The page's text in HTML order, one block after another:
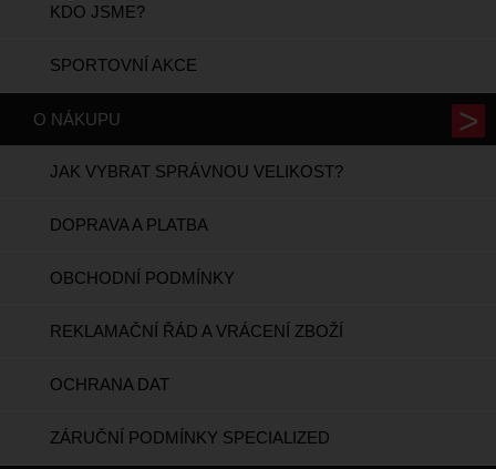
KDO JSME?
SPORTOVNÍ AKCE
O NÁKUPU
JAK VYBRAT SPRÁVNOU VELIKOST?
DOPRAVA A PLATBA
OBCHODNÍ PODMÍNKY
REKLAMAČNÍ ŘÁD A VRÁCENÍ ZBOŽÍ
OCHRANA DAT
ZÁRUČNÍ PODMÍNKY SPECIALIZED